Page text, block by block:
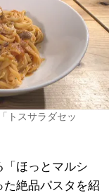
トスサラダセッ
ほっとマルシ
た絶品パスタを紹